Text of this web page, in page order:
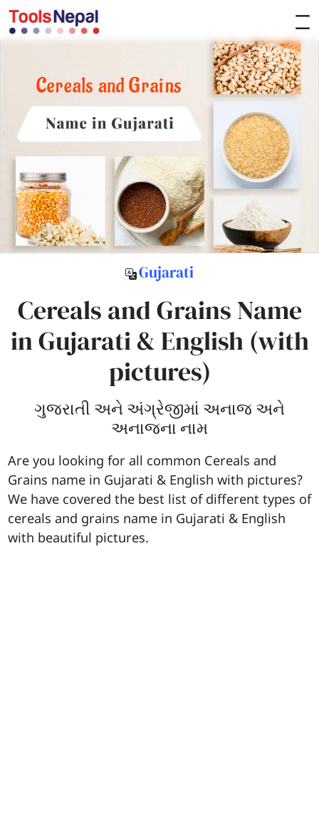
Gujarati
Cereals and Grains Name
in Gujarati & English (with
pictures)
ગુજરાતી અને અંગ્રેજીમાં અનાજ અને
અનાજના નામ
Are you looking for all common Cereals and
Grains name in Gujarati & English with pictures?
We have covered the best list of different types of
cereals and grains name in Gujarati & English
with beautiful pictures.